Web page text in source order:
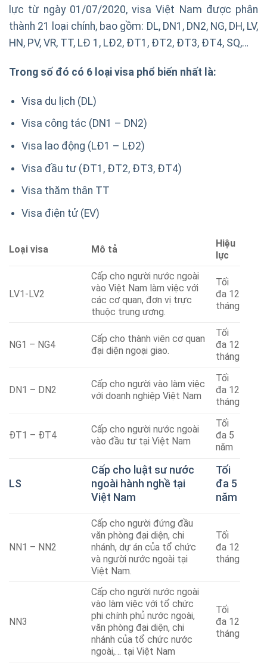
lực từ ngày 01/07/2020, visa Việt Nam được phân
thành 21 loại chính, bao gồm: DL, DN1, DN2, NG, DH, LV,
HN, PV, VR, TT, LĐ 1, LĐ2, ĐT1, ĐT2, ĐT3, ĐT4, SQ,…
Trong số đó có 6 loại visa phổ biến nhất là:
Visa du lịch (DL)
Visa công tác (DN1 – DN2)
Visa lao động (LĐ1 – LĐ2)
Visa đầu tư (ĐT1, ĐT2, ĐT3, ĐT4)
Visa thăm thân TT
Visa điện tử (EV)
Loại visa Mô tả
Hiệu
lực
LV1-LV2
Cấp cho người nước ngoài
vào Việt Nam làm việc với
các cơ quan, đơn vị trực
thuộc trung ương.
Tối
đa 12
tháng
NG1 – NG4
Cấp cho thành viên cơ quan
đại diện ngoại giao.
Tối
đa 12
tháng
DN1 – DN2
Cấp cho người vào làm việc
với doanh nghiệp Việt Nam
Tối
đa 12
tháng
ĐT1 – ĐT4
Cấp cho người nước ngoài
vào đầu tư tại Việt Nam
Tối
đa 5
năm
LS
Cấp cho luật sư nước
ngoài hành nghề tại
Việt Nam
Tối
đa 5
năm
NN1 – NN2
Cấp cho người đứng đầu
văn phòng đại diện, chi
nhánh, dự án của tổ chức
và người nước ngoài tại
Việt Nam.
Tối
đa 12
tháng
NN3
Cấp cho người nước ngoài
vào làm việc với tổ chức
phi chính phủ nước ngoài,
văn phòng đại diện, chi
nhánh của tổ chức nước
ngoài,… tại Việt Nam
Tối
đa 12
tháng